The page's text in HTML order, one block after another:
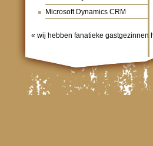
Microsoft Dynamics CRM
« wij hebben fanatieke gastgezinnen